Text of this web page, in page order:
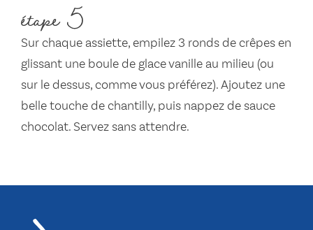
étape 5
Sur chaque assiette, empilez 3 ronds de crêpes en
glissant une boule de glace vanille au milieu (ou
sur le dessus, comme vous préférez). Ajoutez une
belle touche de chantilly, puis nappez de sauce
chocolat. Servez sans attendre.